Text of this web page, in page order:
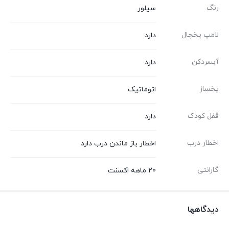
رنگ سیلور
لامپ یخچال دارد
آبسردکن دارد
یخساز اتوماتیک
قفل کودک دارد
اخطار درب اخطار باز ماندن درب دارد
گارانتی 20 ماهه اکسنت
دیدگاهها